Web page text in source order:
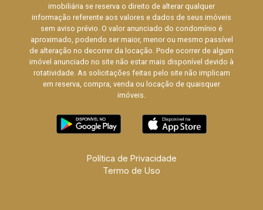
imobiliária se reserva o direito de alterar qualquer
informação referente aos valores e dados de seus imóveis
sem aviso prévio. O valor anunciado do condomínio é
aproximado, podendo ser maior, menor ou mesmo passível
de alteração no decorrer da locação. Pode ocorrer de algum
imóvel anunciado no site não estar mais disponível devido à
rotatividade. As solicitações feitas pelo site não implicam
em reserva, compra, venda ou locação de quaisquer
imóveis.
Política de Privacidade
Termo de Uso